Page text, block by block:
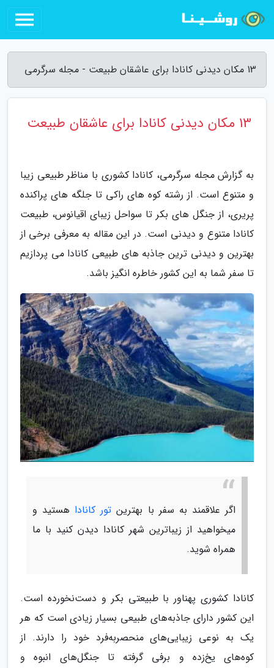
13 مکان دیدنی کانادا برای عاشقان طبیعت - مجله سرگرمی
13 مکان دیدنی کانادا برای عاشقان طبیعت
به گزارش مجله سرگرمی، کانادا کشوری با مناظر طبیعی زیبا
و متنوع است. از رشته کوه های راکی تا جلگه های پراکنده
پریری، از جنگل های بکر تا سواحل زیبای اقیانوس، طبیعت
کانادا متنوع و دیدنی است. در این مقاله به معرفی برخی از
بهترین و دیدنی ترین جاذبه های طبیعی کانادا می پردازیم
تا سفر شما به این کشور خاطره انگیز باشد.
اگر علاقمند به سفر با بهترین تور کانادا هستید و
میخواهید از زیباترین شهر کانادا دیدن کنید با ما
همراه شوید.
کانادا کشوری پهناور با طبیعتی بکر و دست‌نخورده است.
این کشور دارای جاذبه‌های طبیعی بسیار زیادی است که هر
یک به نوعی زیبایی‌های منحصربه‌فرد خود را دارند. از
کوه‌های یخ‌زده و برفی گرفته تا جنگل‌های انبوه و